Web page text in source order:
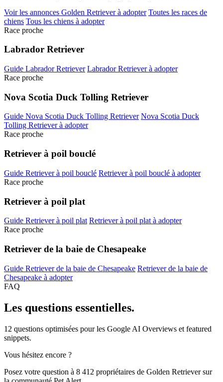
Voir les annonces Golden Retriever à adopter Toutes les races de
chiens Tous les chiens à adopter
Race proche
Labrador Retriever
Guide Labrador Retriever Labrador Retriever à adopter
Race proche
Nova Scotia Duck Tolling Retriever
Guide Nova Scotia Duck Tolling Retriever Nova Scotia Duck
Tolling Retriever à adopter
Race proche
Retriever à poil bouclé
Guide Retriever à poil bouclé Retriever à poil bouclé à adopter
Race proche
Retriever à poil plat
Guide Retriever à poil plat Retriever à poil plat à adopter
Race proche
Retriever de la baie de Chesapeake
Guide Retriever de la baie de Chesapeake Retriever de la baie de
Chesapeake à adopter
FAQ
Les questions essentielles.
12 questions optimisées pour les Google AI Overviews et featured
snippets.
Vous hésitez encore ?
Posez votre question à 8 412 propriétaires de Golden Retriever sur